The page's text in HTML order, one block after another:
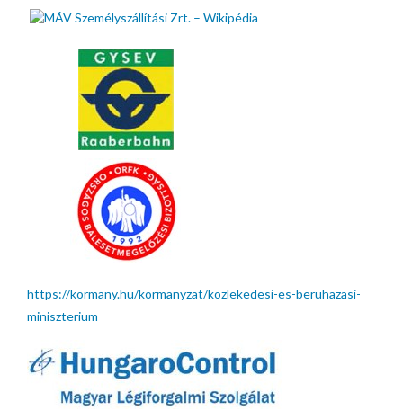
https://kormany.hu/kormanyzat/kozlekedesi-es-beruhazasi-
miniszterium